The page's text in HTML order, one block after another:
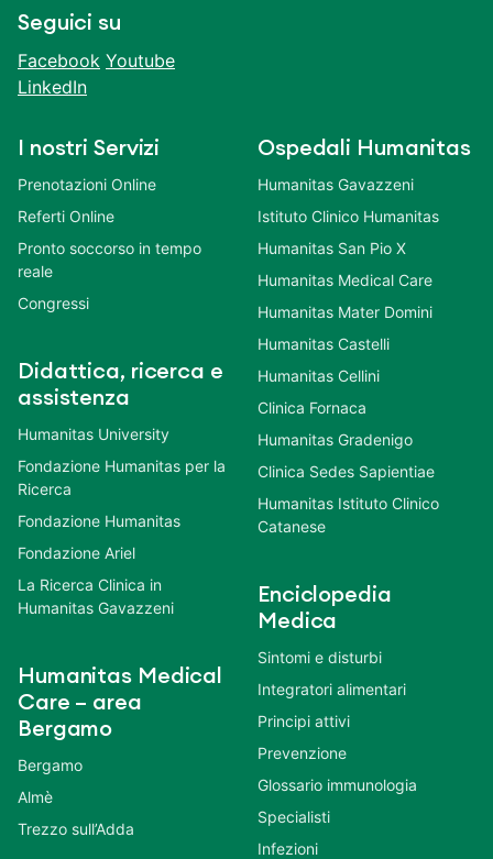
Seguici su
Facebook Youtube
LinkedIn
I nostri Servizi
Prenotazioni Online
Referti Online
Pronto soccorso in tempo
reale
Congressi
Didattica, ricerca e
assistenza
Humanitas University
Fondazione Humanitas per la
Ricerca
Fondazione Humanitas
Fondazione Ariel
La Ricerca Clinica in
Humanitas Gavazzeni
Humanitas Medical
Care – area
Bergamo
Bergamo
Almè
Trezzo sull’Adda
Ospedali Humanitas
Humanitas Gavazzeni
Istituto Clinico Humanitas
Humanitas San Pio X
Humanitas Medical Care
Humanitas Mater Domini
Humanitas Castelli
Humanitas Cellini
Clinica Fornaca
Humanitas Gradenigo
Clinica Sedes Sapientiae
Humanitas Istituto Clinico
Catanese
Enciclopedia
Medica
Sintomi e disturbi
Integratori alimentari
Principi attivi
Prevenzione
Glossario immunologia
Specialisti
Infezioni